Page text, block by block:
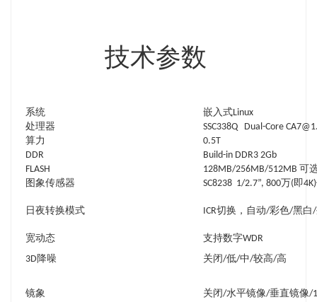
技术参数
系统
嵌入式Linux
处理器
SSC338Q Dual-Core
算力
0.5T
DDR
Build-in DDR3 2Gb
FLASH
128MB/256MB/512MB 可
图象传感器
SC8238 1/2.7”, 800万(即
日夜转换模式 ICR切换，自动/彩色/黑白
宽动态
支持数字WDR
3D降噪
关闭/低/中/较高/高
镜象 关闭/水平镜像/垂直镜像/